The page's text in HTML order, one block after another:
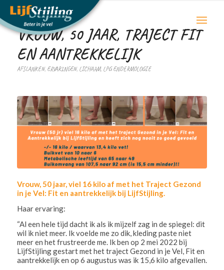
VROUW, 50 JAAR, TRAJECT FIT
EN AANTREKKELIJK
AFSLANKEN, ERVARINGEN, LICHAAM, LPG ENDERMOLOGIE
Vrouw, 50 jaar, viel 16 kilo af met het Traject Gezond
in je Vel: Fit en aantrekkelijk bij LijfStijling.
Haar ervaring:
“Al een hele tijd dacht ik als ik mijzelf zag in de spiegel: dit
wil ik niet meer. Ik voelde me zo dik, kleding paste niet
meer en het frustreerde me. Ik ben op 2 mei 2022 bij
LijfStijling gestart met het traject Gezond in je Vel, Fit en
aantrekkelijk en op 6 augustus was ik 15,6 kilo afgevallen.